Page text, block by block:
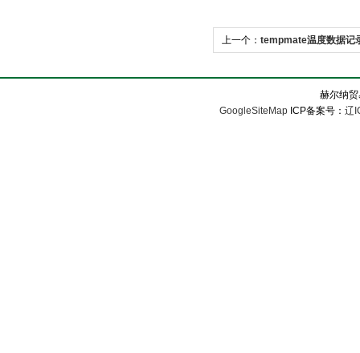
上一个： tempmate温度数据记
赫尔纳
GoogleSiteMap ICP备案号：辽